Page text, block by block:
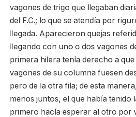
vagones de trigo que llegaban
del F.C.; lo que se atendía por
llegada. Aparecieron quejas
llegando con uno o dos vagones
primera hilera tenía derecho a que
vagones de su columna fuesen
pero de la otra fila; de esta
menos juntos, el que había tenido
primero hacía esperar al otro por